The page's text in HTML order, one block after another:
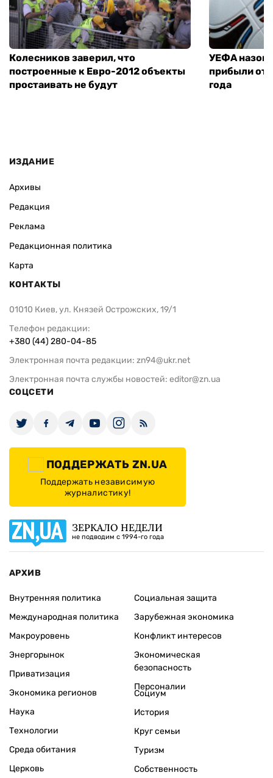
Колесников заверил, что
построенные к Евро-2012 объекты
простаивать не будут
УЕФА
прибыли от
года
ИЗДАНИЕ
Архивы
Редакция
Реклама
Редакционная политика
Карта
КОНТАКТЫ
01010 Киев, ул. Князей Острожских, 19/1
Телефон редакции:
+380 (44) 280-04-85
Электронная почта редакции: zn94@ukr.net
Электронная почта службы новостей: editor@zn.ua
СОЦСЕТИ
ПОДДЕРЖАТЬ ZN.UA
Поддержать независимую
журналистику!
ЗЕРКАЛО НЕДЕЛИ
не подводим с 1994-го года
АРХИВ
Внутренняя политика
Международная политика
Макроуровень
Энергорынок
Приватизация
Экономика регионов
Социальная защита
Зарубежная экономика
Конфликт интересов
Экономическая
безопасность
Персоналии
Наука
Технологии
Среда обитания
Церковь
Социум
История
Круг семьи
Туризм
Собственность